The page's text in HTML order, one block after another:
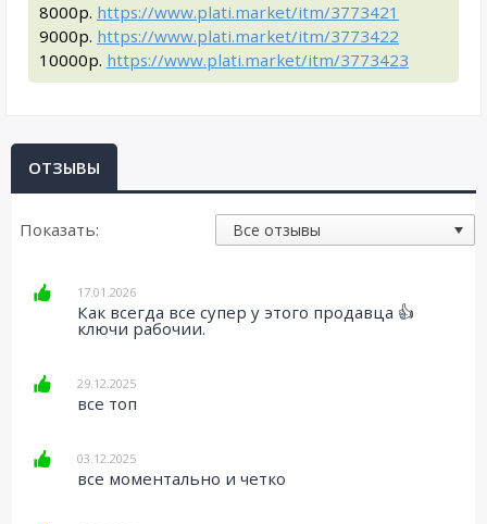
8000р. https://www.plati.market/itm/3773421
9000р. https://www.plati.market/itm/3773422
10000р. https://www.plati.market/itm/3773423
ОТЗЫВЫ
Показать:
17.01.2026
Как всегда все супер у этого продавца 👍
ключи рабочии.
29.12.2025
все топ
03.12.2025
все моментально и четко